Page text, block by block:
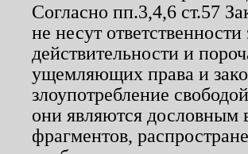
Согласно пп.3,4,6 ст.57
не несут
действительности и
ущемляющих права и
злоупотребление
они являются дословным
фрагментов,